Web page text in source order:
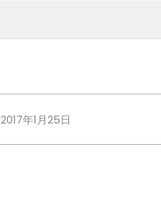
2017年1月25日